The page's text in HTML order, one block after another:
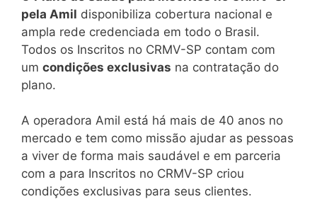
pela Amil disponibiliza cobertura nacional e
ampla rede credenciada em todo o Brasil.
Todos os Inscritos no CRMV-SP contam com
um condições exclusivas na contratação do
plano.
A operadora Amil está há mais de 40 anos no
mercado e tem como missão ajudar as pessoas
a viver de forma mais saudável e em parceria
com a para Inscritos no CRMV-SP criou
condições exclusivas para seus clientes.